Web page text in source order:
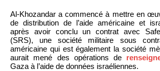
Al-Khozandar a commencé à mettre en
de distribution de l’aide américaine et
après avoir conclu un contrat avec
(SRS), une société militaire sous
américaine qui est également la société
aurait mené des opérations de
Gaza à l’aide de données israéliennes.